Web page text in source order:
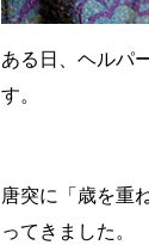
ある日、ヘルパ
す。
唐突に「歳を重
ってきました。